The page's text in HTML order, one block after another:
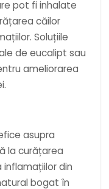
pot fi inhalate
căilor
Soluțiile
de eucalipt sau
ameliorarea
asupra
la curățarea
inflamațiilor din
bogat în